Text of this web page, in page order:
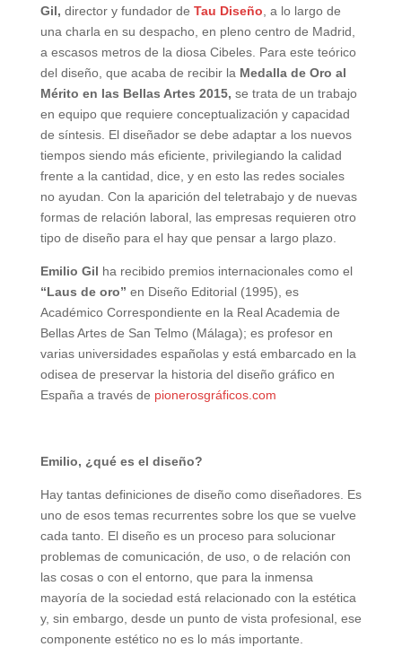
Gil, director y fundador de Tau Diseño , a lo largo de
una charla en su despacho, en pleno centro de Madrid,
a escasos metros de la diosa Cibeles. Para este teórico
del diseño, que acaba de recibir la Medalla de Oro al
Mérito en las Bellas Artes 2015, se trata de un trabajo
en equipo que requiere conceptualización y capacidad
de síntesis. El diseñador se debe adaptar a los nuevos
tiempos siendo más eficiente, privilegiando la calidad
frente a la cantidad, dice, y en esto las redes sociales
no ayudan. Con la aparición del teletrabajo y de nuevas
formas de relación laboral, las empresas requieren otro
tipo de diseño para el hay que pensar a largo plazo.
Emilio Gil ha recibido premios internacionales como el
“Laus de oro” en Diseño Editorial (1995), es
Académico Correspondiente en la Real Academia de
Bellas Artes de San Telmo (Málaga); es profesor en
varias universidades españolas y está embarcado en la
odisea de preservar la historia del diseño gráfico en
España a través de pionerosgráficos.com
Emilio, ¿qué es el diseño?
Hay tantas definiciones de diseño como diseñadores. Es
uno de esos temas recurrentes sobre los que se vuelve
cada tanto. El diseño es un proceso para solucionar
problemas de comunicación, de uso, o de relación con
las cosas o con el entorno, que para la inmensa
mayoría de la sociedad está relacionado con la estética
y, sin embargo, desde un punto de vista profesional, ese
componente estético no es lo más importante.